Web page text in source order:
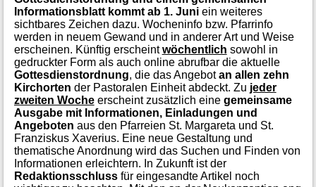
Informationsblatt kommt ab 1. Juniein weiteres
sichtbares Zeichen dazu. Wocheninfo bzw. Pfarrinfo
werden in neuem Gewand und in anderer Art und Weise
erscheinen. Künftig erscheintwöchentlich sowohl in
gedruckter Form als auch online abrufbar die aktuelle
Gottesdienstordnung, die das Angebotan allen zehn
Kirchorten der Pastoralen Einheit abdeckt. Zu jeder
zweiten Wocheerscheint zusätzlich eine gemeinsame
Ausgabe mit Informationen, Einladungen und
Angeboten aus den Pfarreien St. Margareta und St.
Franziskus Xaverius. Eine neue Gestaltung und
thematische Anordnung wird das Suchen und Finden von
Informationen erleichtern. In Zukunft ist der
Redaktionsschlussfür eingesandte Artikel noch